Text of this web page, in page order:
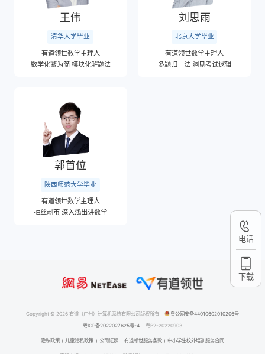
王伟
清华大学毕业
有道领世数学主理人
数学化繁为简 模块化解题法
刘思雨
北京大学毕业
有道领世数学主理人
多题归一法 洞见考试逻辑
郭首位
陕西师范大学毕业
有道领世数学主理人
抽丝剥茧 深入浅出讲数学
Copyright © 2026 有道（广州）计算机系统有限公司版权所有
粤公网安备44010602010206号
粤ICP备2022027625号-4
粤B2-20220903
隐私政策 儿童隐私政策 公司证照 有道领世服务条款 中小学生校外培训服务合同
电话
下载